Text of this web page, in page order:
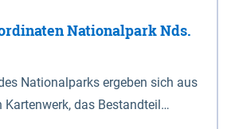
Nationalpark Nds.
Nationalparks ergeben sich aus
das Bestandteil